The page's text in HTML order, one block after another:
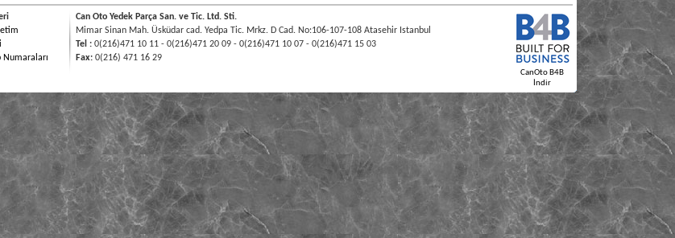
Numaraları
Can Oto Yedek Parça San. ve Tic. Ltd. Sti.
Mimar Sinan Mah. Üsküdar cad. Yedpa Tic. Mrkz. D Cad. No:106-107-108 Atasehir Istanbul
Tel :0(216)471 10 11 - 0(216)471 20 09 - 0(216)471 10 07 - 0(216)471 15 03
Fax:0(216) 471 16 29
CanOto B4B
İndir